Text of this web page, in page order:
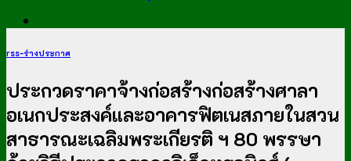
rss-ร่างประกาศ
ประกวดราคาจ้างก่อสร้างก่อสร้างศาลา
อเนกประสงค์และอาคารฟิตเนสภายในสวน
สาธารณะเฉลิมพระเกียรติ ฯ 80 พรรษา